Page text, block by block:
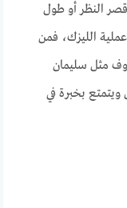
النظر أو طول
الليزك، فمن
مثل سليمان
بخبرة في